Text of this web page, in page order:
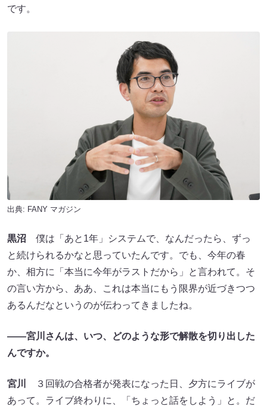
です。
出典: FANY マガジン
黒沼 僕は「あと1年」システムで、なんだったら、ずっ
と続けられるかなと思っていたんです。でも、今年の春
か、相方に「本当に今年がラストだから」と言われて。そ
の言い方から、ああ、これは本当にもう限界が近づきつつ
あるんだなというのが伝わってきましたね。
――宮川さんは、いつ、どのような形で解散を切り出した
んですか。
宮川
３回戦の合格者が発表になった日、夕方にライブが
あって。ライブ終わりに、「ちょっと話をしよう」と。だ